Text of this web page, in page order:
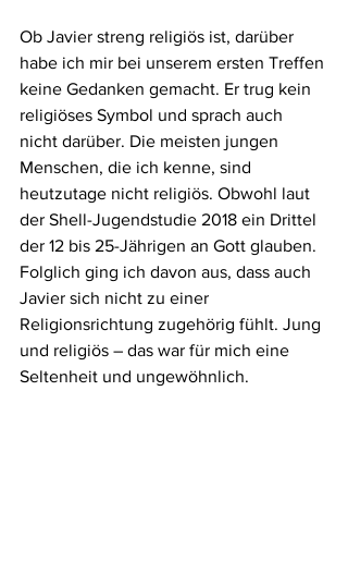
Ob Javier streng religiös ist, darüber
habe ich mir bei unserem ersten Treffen
keine Gedanken gemacht. Er trug kein
religiöses Symbol und sprach auch
nicht darüber. Die meisten jungen
Menschen, die ich kenne, sind
heutzutage nicht religiös. Obwohl laut
der Shell-Jugendstudie 2018 ein Drittel
der 12 bis 25-Jährigen an Gott glauben.
Folglich ging ich davon aus, dass auch
Javier sich nicht zu einer
Religionsrichtung zugehörig fühlt. Jung
und religiös – das war für mich eine
Seltenheit und ungewöhnlich.